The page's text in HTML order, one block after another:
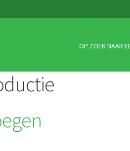
OP ZOEK NAAR